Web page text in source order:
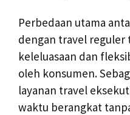
Perbedaan utama
dengan travel reguler
keleluasaan dan
oleh konsumen.
layanan travel
waktu berangkat